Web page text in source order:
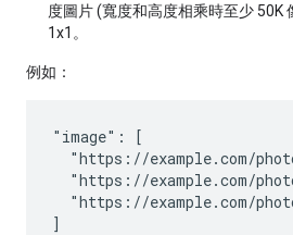
度圖片 (寬度和高度相乘時至少 50K
1x1。
例如：
"image": [
"https://example.com/
"https://example.com/
"https://example.com/
]